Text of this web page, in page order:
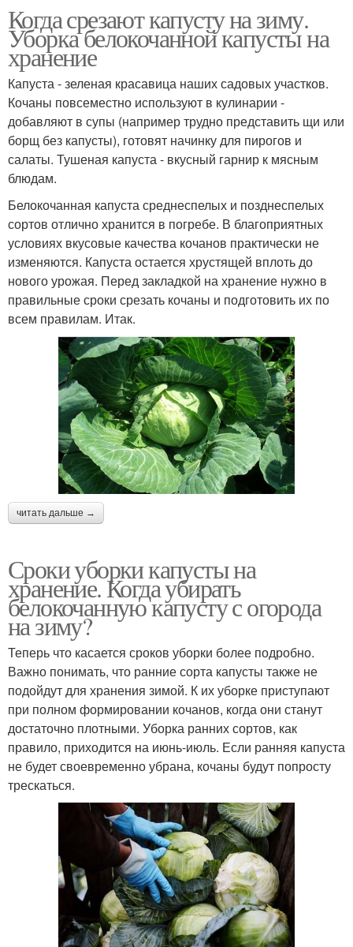
Когда срезают капусту на зиму.
Уборка белокочанной капусты на
хранение
Капуста - зеленая красавица наших садовых участков.
Кочаны повсеместно используют в кулинарии -
добавляют в супы (например трудно представить щи или
борщ без капусты), готовят начинку для пирогов и
салаты. Тушеная капуста - вкусный гарнир к мясным
блюдам.
Белокочанная капуста среднеспелых и позднеспелых
сортов отлично хранится в погребе. В благоприятных
условиях вкусовые качества кочанов практически не
изменяются. Капуста остается хрустящей вплоть до
нового урожая. Перед закладкой на хранение нужно в
правильные сроки срезать кочаны и подготовить их по
всем правилам. Итак.
читать дальше →
Сроки уборки капусты на
хранение. Когда убирать
белокочанную капусту с огорода
на зиму?
Теперь что касается сроков уборки более подробно.
Важно понимать, что ранние сорта капусты также не
подойдут для хранения зимой. К их уборке приступают
при полном формировании кочанов, когда они станут
достаточно плотными. Уборка ранних сортов, как
правило, приходится на июнь-июль. Если ранняя капуста
не будет своевременно убрана, кочаны будут попросту
трескаться.